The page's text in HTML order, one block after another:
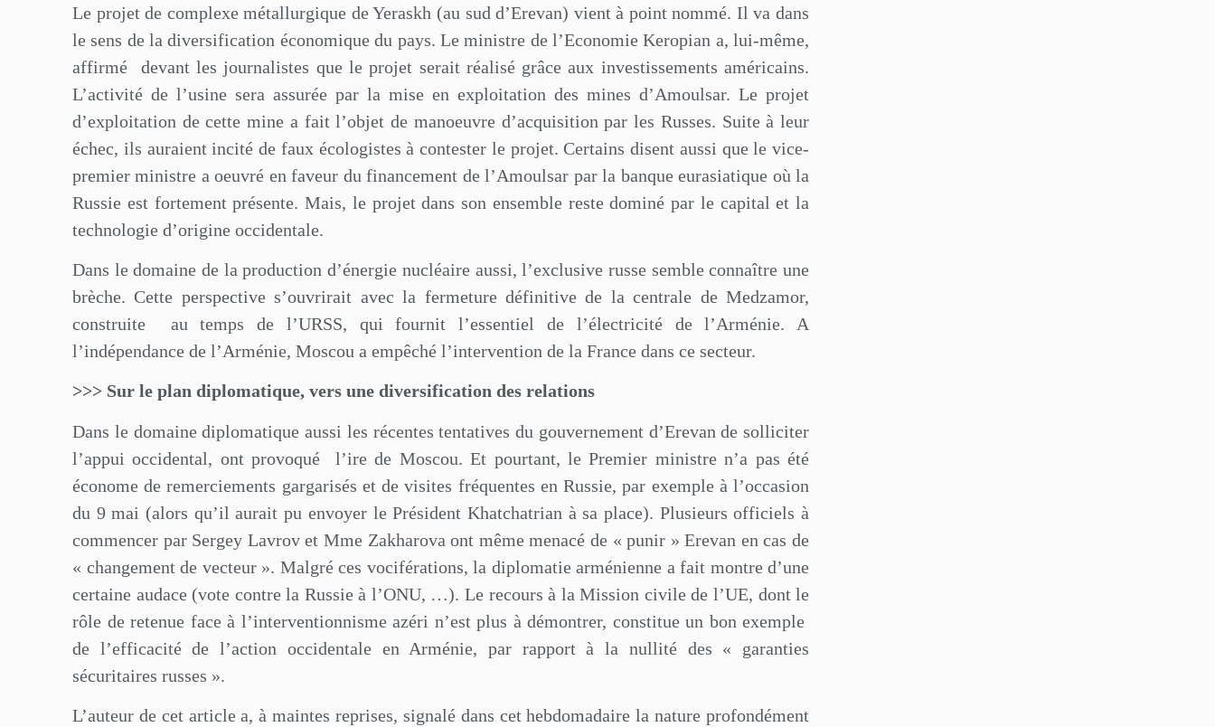
Le projet de complexe métallurgique de Yeraskh (au sud d’Erevan) vient à point nommé. Il va dans
le sens de la diversification économique du pays. Le ministre de l’Economie Keropian a, lui-même,
affirmé
devant les journalistes que le projet serait réalisé grâce aux investissements américains.
L’activité de l’usine sera assurée par la mise en exploitation des mines d’Amoulsar. Le projet
d’exploitation de cette mine a fait l’objet de manoeuvre d’acquisition par les Russes. Suite à leur
échec, ils auraient incité de faux écologistes à contester le projet. Certains disent aussi que le vice-
premier ministre a oeuvré en faveur du financement de l’Amoulsar par la banque eurasiatique où la
Russie est fortement présente. Mais, le projet dans son ensemble reste dominé par le capital et la
technologie d’origine occidentale.
Dans le domaine de la production d’énergie nucléaire aussi, l’exclusive russe semble connaître une
brèche. Cette perspective s’ouvrirait avec la fermeture définitive de la centrale de Medzamor,
construite
au temps de l’URSS, qui fournit l’essentiel de l’électricité de l’Arménie. A
l’indépendance de l’Arménie, Moscou a empêché l’intervention de la France dans ce secteur.
>>> Sur le plan diplomatique, vers une diversification des relations
Dans le domaine diplomatique aussi les récentes tentatives du gouvernement d’Erevan de solliciter
l’appui occidental, ont provoqué
l’ire de Moscou. Et pourtant, le Premier ministre n’a pas été
économe de remerciements gargarisés et de visites fréquentes en Russie, par exemple à l’occasion
du 9 mai (alors qu’il aurait pu envoyer le Président Khatchatrian à sa place). Plusieurs officiels à
commencer par Sergey Lavrov et Mme Zakharova ont même menacé de « punir » Erevan en cas de
« changement de vecteur ». Malgré ces vociférations, la diplomatie arménienne a fait montre d’une
certaine audace (vote contre la Russie à l’ONU, …). Le recours à la Mission civile de l’UE, dont le
rôle de retenue face à l’interventionnisme azéri n’est plus à démontrer, constitue un bon exemple
de l’efficacité de l’action occidentale en Arménie, par rapport à la nullité des « garanties
sécuritaires russes ».
L’auteur de cet article a, à maintes reprises, signalé dans cet hebdomadaire la nature profondément